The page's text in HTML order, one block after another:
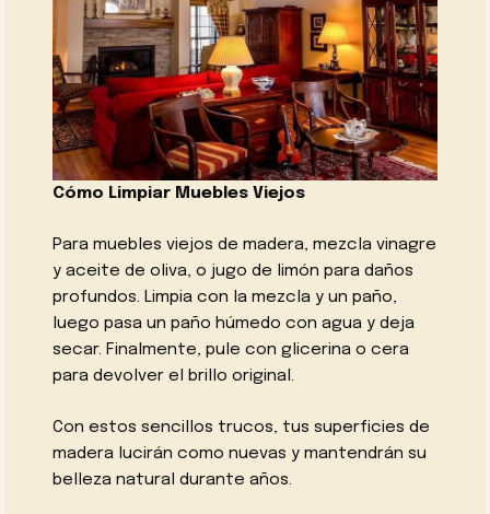
Cómo Limpiar Muebles Viejos
Para muebles viejos de madera, mezcla vinagre
y aceite de oliva, o jugo de limón para daños
profundos. Limpia con la mezcla y un paño,
luego pasa un paño húmedo con agua y deja
secar. Finalmente, pule con glicerina o cera
para devolver el brillo original.
Con estos sencillos trucos, tus superficies de
madera lucirán como nuevas y mantendrán su
belleza natural durante años.